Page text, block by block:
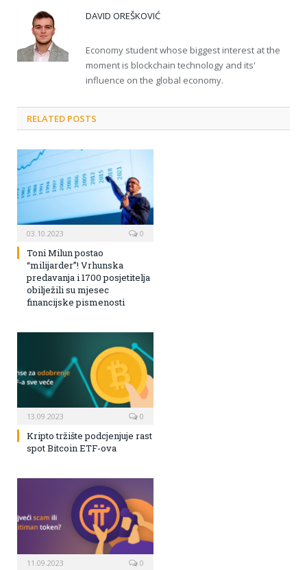
DAVID OREŠKOVIĆ
Economy student whose biggest interest at the
moment is blockchain technology and its'
influence on the global economy.
RELATED POSTS
03.10.2023 0
Toni Milun postao
“milijarder”! Vrhunska
predavanja i 1700 posjetitelja
obilježili su mjesec
financijske pismenosti
13.09.2023 0
Kripto tržište podcjenjuje rast
spot Bitcoin ETF-ova
11.09.2023 0